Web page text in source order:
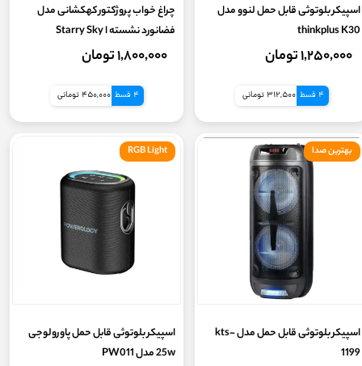
اسپیکر بلوتوثی قابل حمل لنوو مدل
thinkplus K30
۱,۲۵۰,۰۰۰ تومان
4 قسط 312,500 تومانی
چراغ خواب پروژکتور کهکشانی مدل
فضانورد نشسته ا Starry Sky
Projector LED Astronaut Light
۱,۸۰۰,۰۰۰ تومان
4 قسط 450,000 تومانی
اسپیکر بلوتوثی قابل حمل مدل kts-
1199
بهترین صدا
اسپیکر بلوتوثی قابل حمل پاورولوجی
25w مدل PW011
RGB Light